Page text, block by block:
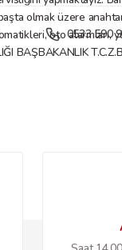
olmak üzere
oto
BAŞBAKANLIK
0533 590